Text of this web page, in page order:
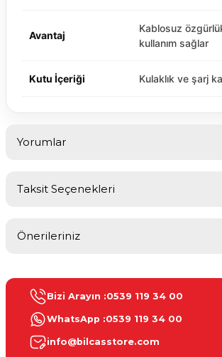
Avantaj
Kablosuz
kullanım sağlar
Kutu İçeriği Kulaklık ve şarj
Yorumlar
Taksit Seçenekleri
Önerileriniz
konularda yetersiz gördüğünüz noktaları öneri
tarafımıza iletebilirsiniz.
Görüş ve önerileriniz için teşekkür ederiz.
Ürün resmi kalitesiz, bozuk veya
Bizi Arayın :0539 119 34 00
WhatsApp :0539 119 34 00
info@bilcasstore.com